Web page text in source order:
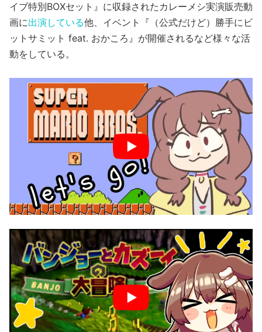
イブ特別BOXセット』に収録されたカレーメシ実演販売動
画に出演している他、イベント『（公式だけど）勝手にビ
ットサミット feat. おかころ』が開催されるなど様々な活
動をしている。